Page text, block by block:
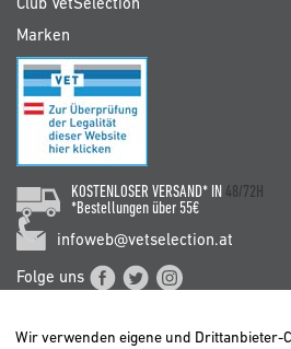
Club VetSelection
Marken
KOSTENLOSER VERSAND* IN 48/72H
*Bestellungen über 55€
infoweb@vetselection.at
Folge uns
Wir verwenden eigene und Drittanbieter-